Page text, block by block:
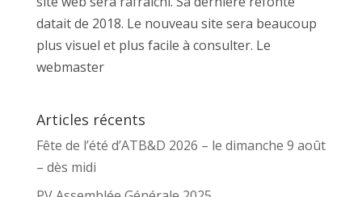
datait de 2018. Le nouveau site sera beaucoup
plus visuel et plus facile à consulter. Le
webmaster
Articles récents
Fête de l’été d’ATB&D 2026 – le dimanche 9 août
– dès midi